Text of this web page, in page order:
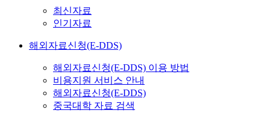
최신자료
인기자료
해외자료신청(E-DDS)
해외자료신청(E-DDS) 이용 방법
비용지원 서비스 안내
해외자료신청(E-DDS)
중국대학 자료 검색